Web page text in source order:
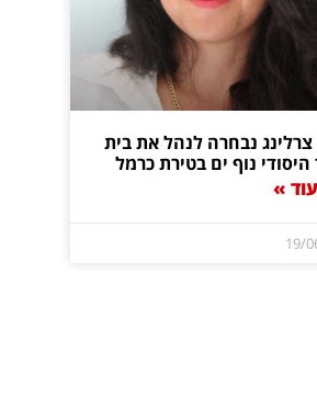
נבחרה לנהל את בית
נוף ים בטירת כרמל
»
19/